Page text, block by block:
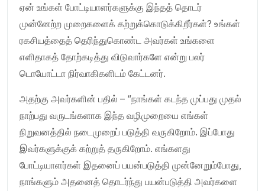
ஏன் உங்கள் போட்டியாளர்களுக்கு இந்தத் தொடர்
முன்னேற்ற முறைகளைக் கற்றுக்கொடுக்கிறீர்கள்? உங்கள்
ரகசியத்தைத் தெரிந்துகொண்ட அவர்கள் உங்களை
எளிதாகத் தோற்கடித்து விடுவார்களே என்று பலர்
டொயோட்டா நிர்வாகிகளிடம் கேட்டனர்.
அதற்கு அவர்களின் பதில் – “நாங்கள் கடந்த முப்பது முதல்
நாற்பது வருடங்களாக இந்த வழிமுறையை எங்கள்
நிறுவனத்தில் நடைமுறைப் படுத்தி வருகிறோம். இப்போது
இவர்களுக்குக் கற்றுத் தருகிறோம். எங்களது
போட்டியாளர்கள் இதனைப் பயன்படுத்தி முன்னேறும்போது,
நாங்களும் அதனைத் தொடர்ந்து பயன்படுத்தி அவர்களை